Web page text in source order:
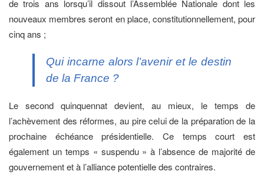
de trois ans lorsqu’il dissout l’Assemblée Nationale dont les
nouveaux membres seront en place, constitutionnellement, pour
cinq ans ;
Qui incarne alors l’avenir et le destin
de la France ?
Le second quinquennat devient, au mieux, le temps de
l’achèvement des réformes, au pire celui de la préparation de la
prochaine échéance présidentielle. Ce temps court est
également un temps « suspendu » à l’absence de majorité de
gouvernement et à l’alliance potentielle des contraires.